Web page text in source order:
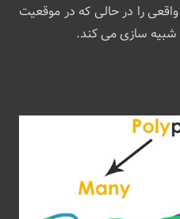
را در حالی که در موقعیت
سازی می کند.